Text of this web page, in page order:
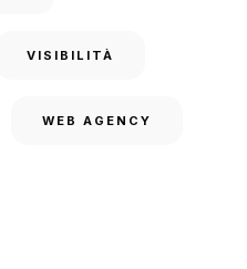
VISIBILITÀ
WEB AGENCY